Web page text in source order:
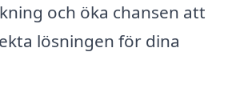
och öka chansen att
lösningen för dina